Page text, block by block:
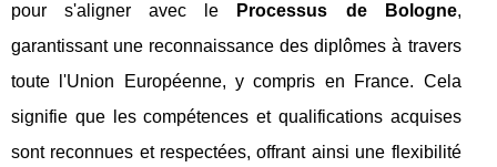
pour s'aligner avec le
Processus de Bologne,
garantissant une reconnaissance des diplômes à travers
toute l'Union Européenne, y compris en France. Cela
signifie que les compétences et qualifications acquises
sont reconnues et respectées, offrant ainsi une flexibilité